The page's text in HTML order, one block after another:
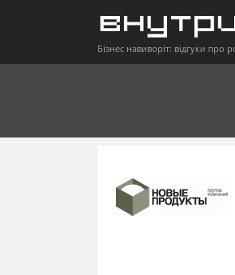
Бізнес навиворіт: відгуки про